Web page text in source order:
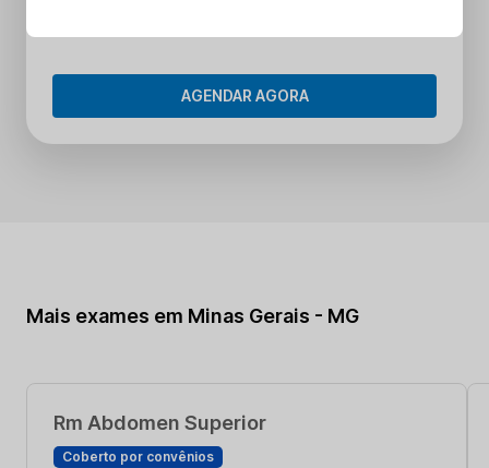
AGENDAR AGORA
Mais exames em Minas Gerais - MG
Rm Abdomen Superior
Coberto por convênios